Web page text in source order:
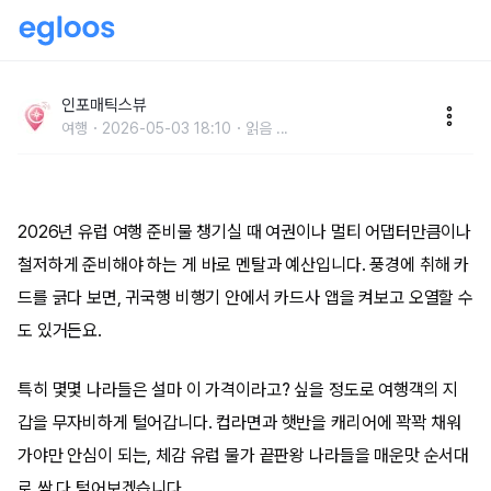
인포매틱스뷰
여행 2026-05-03 18:10 읽음 ...
2026년 유럽 여행 준비물 챙기실 때 여권이나 멀티 어댑터만큼이나
철저하게 준비해야 하는 게 바로 멘탈과 예산입니다. 풍경에 취해 카
드를 긁다 보면, 귀국행 비행기 안에서 카드사 앱을 켜보고 오열할 수
도 있거든요.
특히 몇몇 나라들은 설마 이 가격이라고? 싶을 정도로 여행객의 지
갑을 무자비하게 털어갑니다. 컵라면과 햇반을 캐리어에 꽉꽉 채워
가야만 안심이 되는, 체감 유럽 물가 끝판왕 나라들을 매운맛 순서대